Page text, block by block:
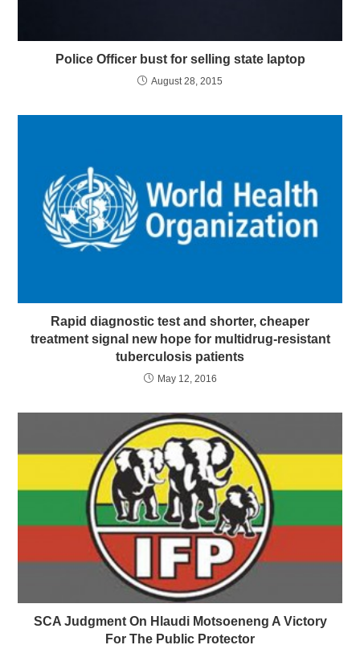
Police Officer bust for selling state laptop
August 28, 2015
Rapid diagnostic test and shorter, cheaper
treatment signal new hope for multidrug-resistant
tuberculosis patients
May 12, 2016
SCA Judgment On Hlaudi Motsoeneng A Victory
For The Public Protector